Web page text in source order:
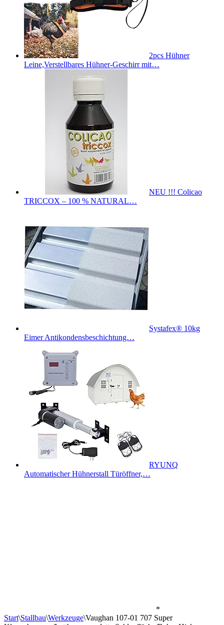
2pcs Hühner
Leine,Verstellbares Hühner-Geschirr mit…
NEU !!! Colicao
TRICCOX – 100 % NATURAL…
Systafex® 10kg
Eimer Antikondensbeschichtung…
RYUNQ
Automatischer Hühnerstall Türöffner,…
*
Start\Stallbau\Werkzeuge\Vaughan 107-01 707 Super